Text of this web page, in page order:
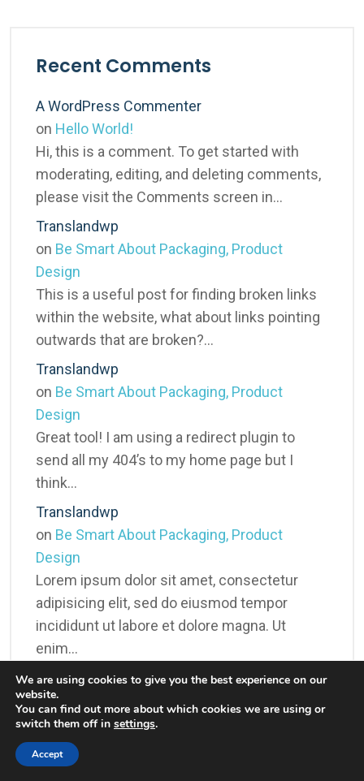
Recent Comments
A WordPress Commenter
on Hello World!
Hi, this is a comment. To get started with
moderating, editing, and deleting comments,
please visit the Comments screen in…
Translandwp
on Be Smart About Packaging, Product
Design
This is a useful post for finding broken links
within the website, what about links pointing
outwards that are broken?…
Translandwp
on Be Smart About Packaging, Product
Design
Great tool! I am using a redirect plugin to
send all my 404’s to my home page but I
think…
Translandwp
on Be Smart About Packaging, Product
Design
Lorem ipsum dolor sit amet, consectetur
adipisicing elit, sed do eiusmod tempor
incididunt ut labore et dolore magna. Ut
enim…
Translandwp
onAnd The Day Came When The Risk To
Remain Tight In A Bud Was More Painful
Than The Risk It Took To Blossom
Lorem ipsum dolor sit amet, consectetur
We are using cookies to give you the best experience on our
website.
You can find out more about which cookies we are using or
switch them off in settings.
Accept